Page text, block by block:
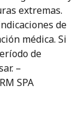
extremas.
de
médica. Si
de
–
SPA